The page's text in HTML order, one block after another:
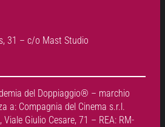
31 – c/o Mast Studio
del Doppiaggio® – marchio
a: Compagnia del Cinema s.r.l.
Viale Giulio Cesare, 71 – REA: RM-